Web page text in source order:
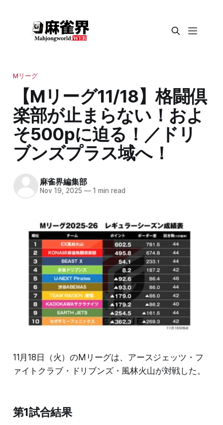
Mリーグ
【Mリーグ11/18】格闘倶
楽部が止まらない！およ
そ500pに迫る！／ドリ
ブンズプラス域へ！
麻雀界編集部
Nov 19, 2025 —1 min read
11月18日（火）のMリーグは、アースジェッツ・フ
ァイトクラブ・ドリブンズ・風林火山が対戦した。
第1試合結果